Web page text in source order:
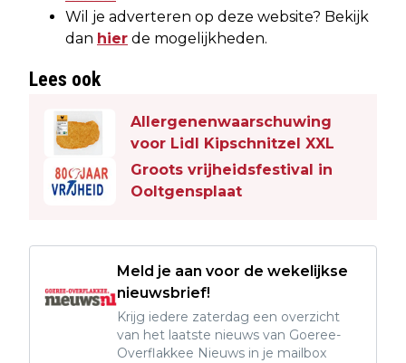
Wil je adverteren op deze website? Bekijk
dan hier de mogelijkheden.
Lees ook
Allergenenwaarschuwing
voor Lidl Kipschnitzel XXL
Groots vrijheidsfestival in
Ooltgensplaat
Meld je aan voor de wekelijkse
nieuwsbrief!
Krijg iedere zaterdag een overzicht
van het laatste nieuws van Goeree-
Overflakkee Nieuws in je mailbox